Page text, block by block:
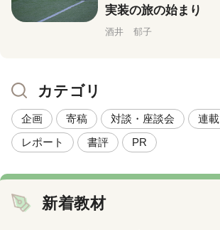
実装の旅の始まり
酒井 郁子
カテゴリ
企画 寄稿 対談・座談会 連載
レポート
書評 PR
新着教材